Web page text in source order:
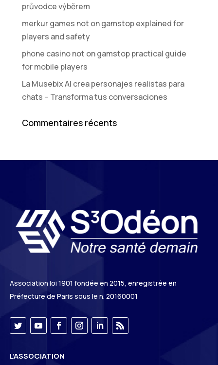
průvodce výběrem
merkur games not on gamstop explained for
players and safety
phone casino not on gamstop practical guide
for mobile players
La Musebix AI crea personajes realistas para
chats – Transforma tus conversaciones
Commentaires récents
Association loi 1901 fondée en 2015, enregistrée en
Préfecture de Paris sous le n. 20160001
L’ASSOCIATION